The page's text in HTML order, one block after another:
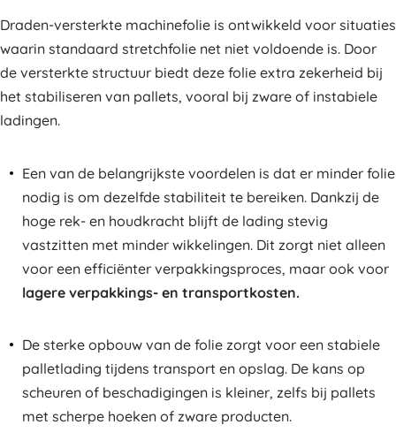
Draden-versterkte machinefolie is ontwikkeld voor situaties
waarin standaard stretchfolie net niet voldoende is. Door
de versterkte structuur biedt deze folie extra zekerheid bij
het stabiliseren van pallets, vooral bij zware of instabiele
ladingen.
Een van de belangrijkste voordelen is dat er minder folie
nodig is om dezelfde stabiliteit te bereiken. Dankzij de
hoge rek- en houdkracht blijft de lading stevig
vastzitten met minder wikkelingen. Dit zorgt niet alleen
voor een efficiënter verpakkingsproces, maar ook voor
lagere verpakkings- en transportkosten.
De sterke opbouw van de folie zorgt voor een stabiele
palletlading tijdens transport en opslag. De kans op
scheuren of beschadigingen is kleiner, zelfs bij pallets
met scherpe hoeken of zware producten.